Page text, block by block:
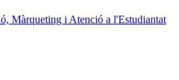
Màrqueting i Atenció a l'Estudiantat